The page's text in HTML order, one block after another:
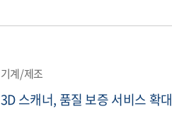
기계/제조
3D 스캐너, 품질 보증 서비스 확대